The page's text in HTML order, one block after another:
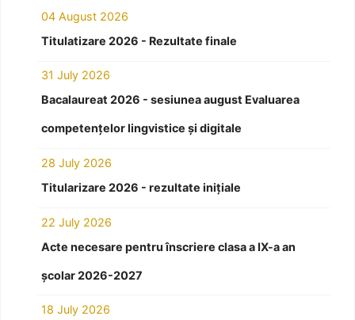
04 August 2026
Titulatizare 2026 - Rezultate finale
31 July 2026
Bacalaureat 2026 - sesiunea august Evaluarea
competențelor lingvistice și digitale
28 July 2026
Titularizare 2026 - rezultate inițiale
22 July 2026
Acte necesare pentru înscriere clasa a IX-a an
școlar 2026-2027
18 July 2026